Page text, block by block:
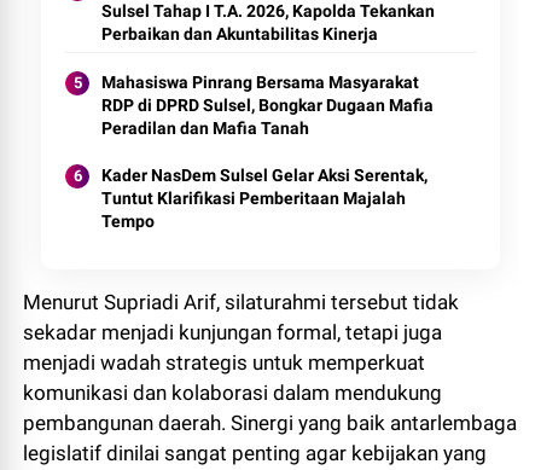
Sulsel Tahap I T.A. 2026, Kapolda Tekankan
Perbaikan dan Akuntabilitas Kinerja
Mahasiswa Pinrang Bersama Masyarakat
RDP di DPRD Sulsel, Bongkar Dugaan Mafia
Peradilan dan Mafia Tanah
Kader NasDem Sulsel Gelar Aksi Serentak,
Tuntut Klarifikasi Pemberitaan Majalah
Tempo
Menurut Supriadi Arif, silaturahmi tersebut tidak
sekadar menjadi kunjungan formal, tetapi juga
menjadi wadah strategis untuk memperkuat
komunikasi dan kolaborasi dalam mendukung
pembangunan daerah. Sinergi yang baik antarlembaga
legislatif dinilai sangat penting agar kebijakan yang